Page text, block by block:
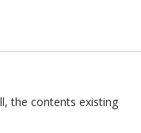
the contents existing